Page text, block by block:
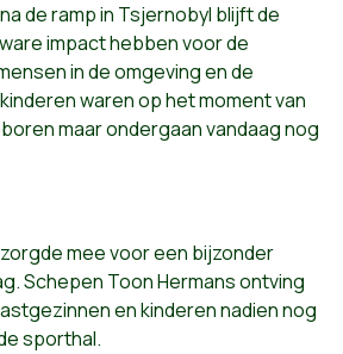
de ramp in Tsjernobyl blijft de
impact hebben voor de
in de omgeving en de
waren op het moment van
maar ondergaan vandaag nog
mee voor een bijzonder
Schepen Toon Hermans ontving
en kinderen nadien nog
sporthal.